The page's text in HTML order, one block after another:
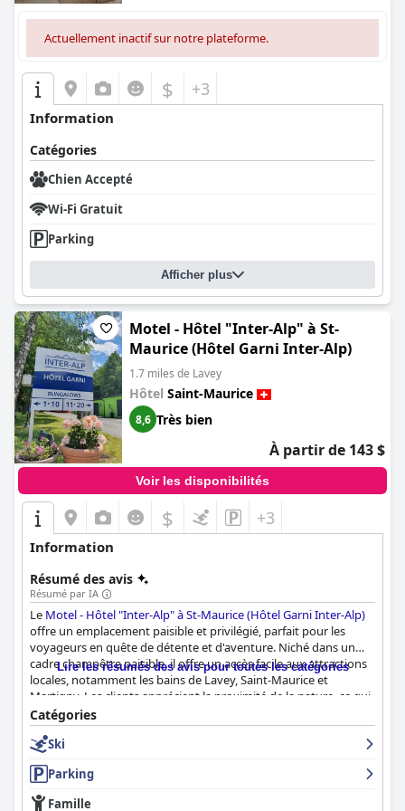
En résumé, leGrand Hotel des Bainsoffre une escapade
régénérante et sereine grâce à son bel emplacement, son
excellent petit-déjeuner et ses options de restauration, ses
chambres propres et confortables et ses installations de spa
exceptionnelles. Il se distingue par son service exceptionnel du
personnel et son ambiance paisible, ce qui en fait un choix
fortement recommandé pour une escapade relaxante.
Actuellement inactif sur notre plateforme.
$ +3
Information
Catégories
Chien Accepté
Wi-Fi Gratuit
Parking
Afficher plus
Motel - Hôtel "Inter-Alp" à St-
Maurice (Hôtel Garni Inter-Alp)
1.7 miles de Lavey
Hôtel Saint-Maurice
8,6 Très bien
À partir de 143 $
Voir les disponibilités
$ +3
Information
Résumé des avis
Résumé par IA
Le Motel - Hôtel "Inter-Alp" à St-Maurice (Hôtel Garni Inter-Alp)
offre un emplacement paisible et privilégié, parfait pour les
voyageurs en quête de détente et d'aventure. Niché dans un
cadre champêtre paisible, il offre un accès facile aux attractions
locales, notamment les bains de Lavey, Saint-Maurice et
Martigny. Les clients apprécient la proximité de la nature, ce qui
en fait un endroit idéal pour les activités de plein air telles que la
randonnée.
Les hébergements sont spacieux et propres, souvent comparés
à des studios en raison de leur taille généreuse. Les bungalows
confortables, bien que rappelant les années 1970, sont bien
Lire les résumés des avis pour toutes les catégories
Catégories
Ski
Parking
Famille